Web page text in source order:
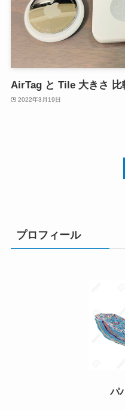
AirTag と Tile 大きさ 比
2022年3月19日
プロフィール
パ